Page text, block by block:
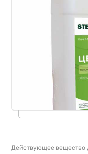
Действующее вещество